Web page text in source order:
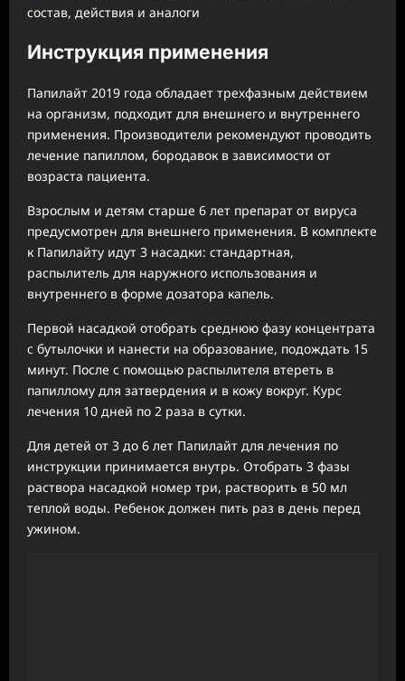
Инструкция применения
Папилайт 2019 года обладает трехфазным действием
на организм, подходит для внешнего и внутреннего
применения. Производители рекомендуют проводить
лечение папиллом, бородавок в зависимости от
возраста пациента.
Взрослым и детям старше 6 лет препарат от вируса
предусмотрен для внешнего применения. В комплекте
к Папилайту идут 3 насадки: стандартная,
распылитель для наружного использования и
внутреннего в форме дозатора капель.
Первой насадкой отобрать среднюю фазу концентрата
с бутылочки и нанести на образование, подождать 15
минут. После с помощью распылителя втереть в
папиллому для затвердения и в кожу вокруг. Курс
лечения 10 дней по 2 раза в сутки.
Для детей от 3 до 6 лет Папилайт для лечения по
инструкции принимается внутрь. Отобрать 3 фазы
раствора насадкой номер три, растворить в 50 мл
теплой воды. Ребенок должен пить раз в день перед
ужином.